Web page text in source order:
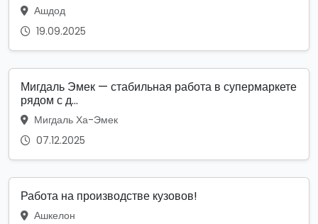
Ашдод
19.09.2025
Мигдаль Эмек — стабильная работа в супермаркете
рядом с д...
Мигдаль Ха-Эмек
07.12.2025
Работа на производстве кузовов!
Ашкелон